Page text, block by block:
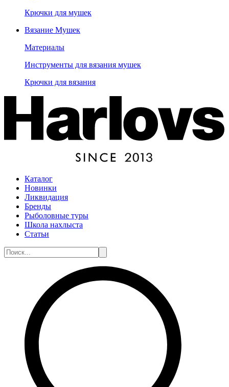
Крючки для мушек
Вязание Мушек
Материалы
Инструменты для вязания мушек
Крючки для вязания
Каталог
Новинки
Ликвидация
Бренды
Рыболовные туры
Школа нахлыста
Статьи